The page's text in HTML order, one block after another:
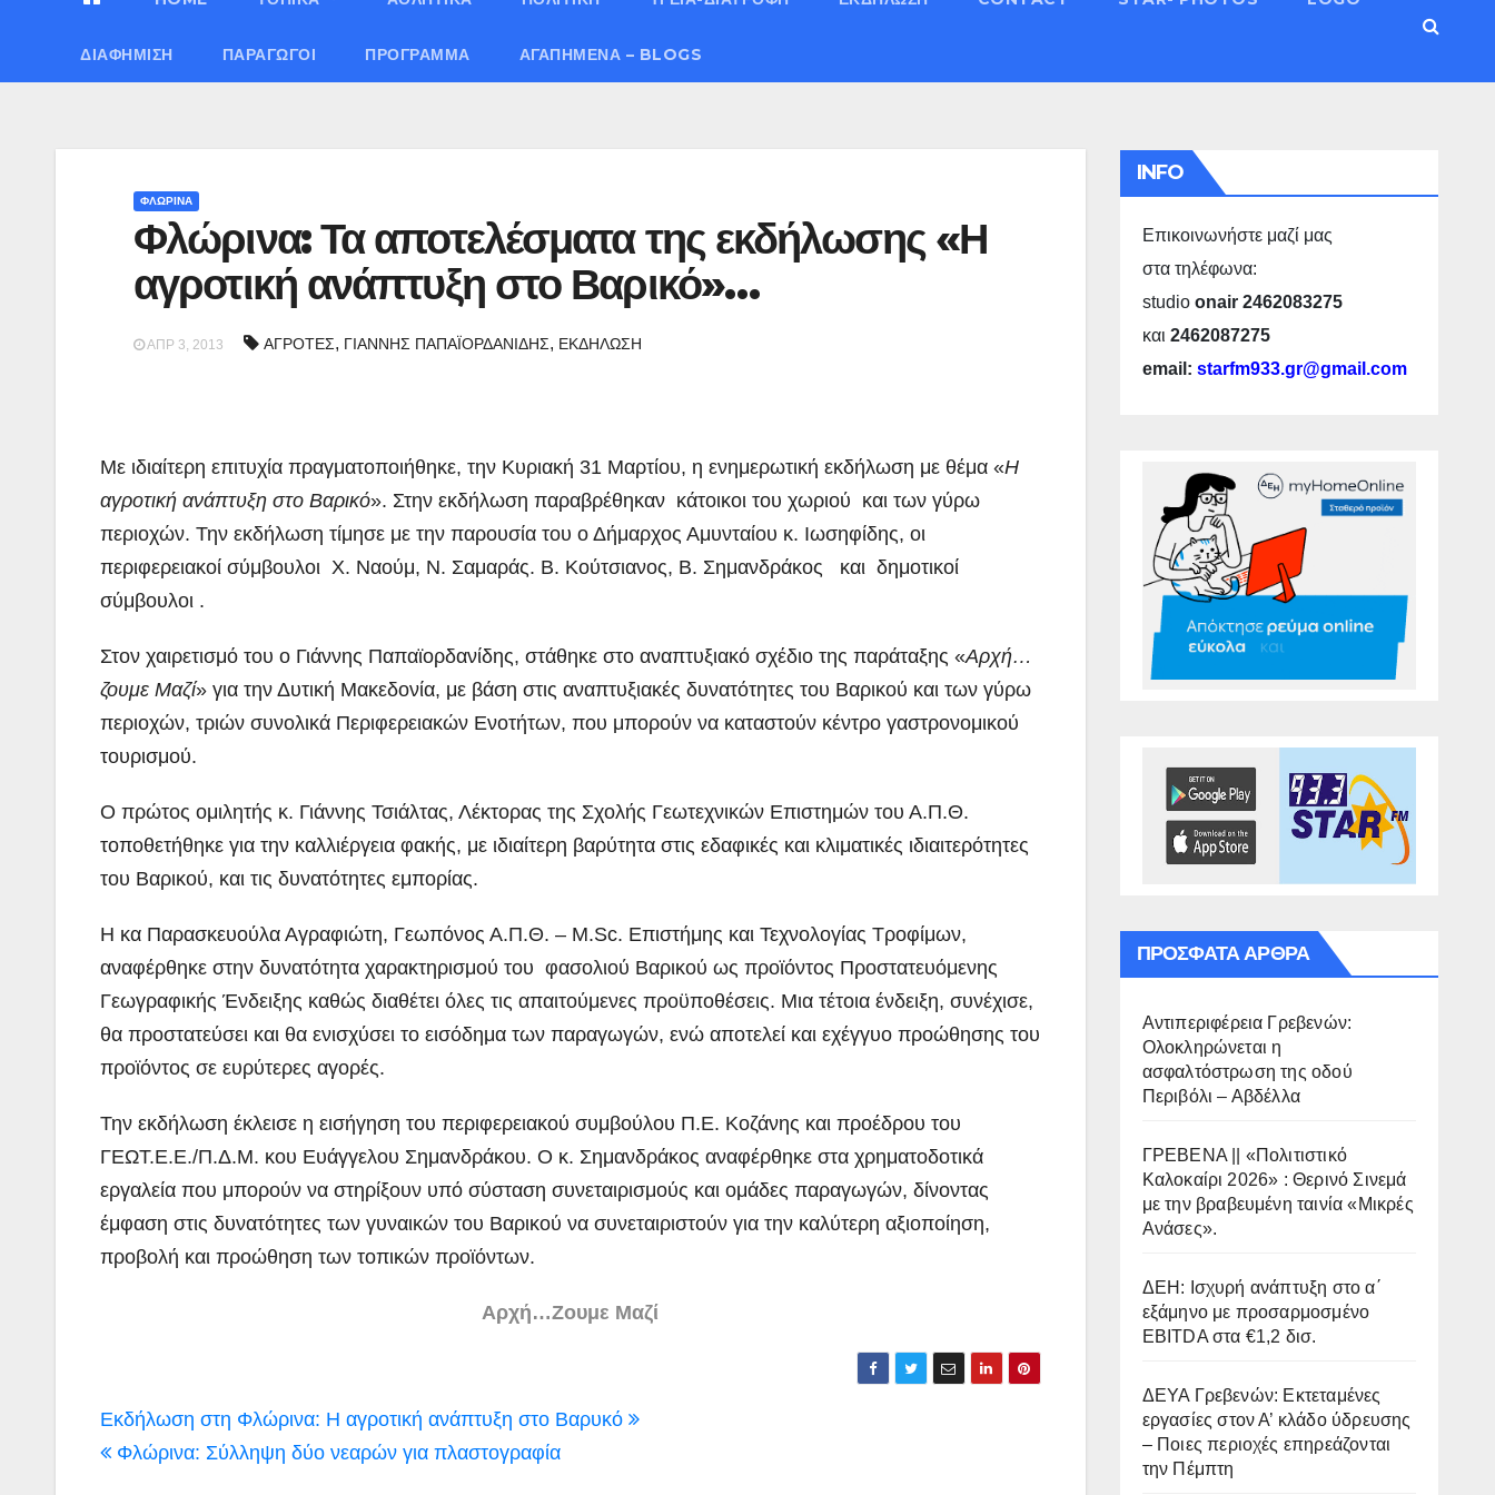
ΔΙΑΦΉΜΙΣΗ ΠΑΡΑΓΩΓΟΊ ΠΡΌΓΡΑΜΜΑ ΑΓΑΠΗΜΈΝΑ – BLOGS
ΦΛΩΡΙΝΑ
Φλώρινα: Τα αποτελέσματα της εκδήλωσης «Η
αγροτική ανάπτυξη στο Βαρικό»…
ΑΠΡ 3, 2013 ΑΓΡΟΤΕΣ, ΓΙΑΝΝΗΣ ΠΑΠΑΪΟΡΔΑΝΙΔΗΣ, ΕΚΔΗΛΩΣΗ
Με ιδιαίτερη επιτυχία πραγματοποιήθηκε, την Κυριακή 31 Μαρτίου, η ενημερωτική εκδήλωση με θέμα «Η
αγροτική ανάπτυξη στο Βαρικό». Στην εκδήλωση παραβρέθηκαν κάτοικοι του χωριού και των γύρω
περιοχών. Την εκδήλωση τίμησε με την παρουσία του ο Δήμαρχος Αμυνταίου κ. Ιωσηφίδης, οι
περιφερειακοί σύμβουλοι Χ. Ναούμ, Ν. Σαμαράς. Β. Κούτσιανος, Β. Σημανδράκος και δημοτικοί
σύμβουλοι .
Στον χαιρετισμό του ο Γιάννης Παπαϊορδανίδης, στάθηκε στο αναπτυξιακό σχέδιο της παράταξης «Αρχή…
ζουμε Μαζί» για την Δυτική Μακεδονία, με βάση στις αναπτυξιακές δυνατότητες του Βαρικού και των γύρω
περιοχών, τριών συνολικά Περιφερειακών Ενοτήτων, που μπορούν να καταστούν κέντρο γαστρονομικού
τουρισμού.
Ο πρώτος ομιλητής κ. Γιάννης Τσιάλτας, Λέκτορας της Σχολής Γεωτεχνικών Επιστημών του Α.Π.Θ.
τοποθετήθηκε για την καλλιέργεια φακής, με ιδιαίτερη βαρύτητα στις εδαφικές και κλιματικές ιδιαιτερότητες
του Βαρικού, και τις δυνατότητες εμπορίας.
Η κα Παρασκευούλα Αγραφιώτη, Γεωπόνος Α.Π.Θ. – M.Sc. Επιστήμης και Τεχνολογίας Τροφίμων,
αναφέρθηκε στην δυνατότητα χαρακτηρισμού του φασολιού Βαρικού ως προϊόντος Προστατευόμενης
Γεωγραφικής Ένδειξης καθώς διαθέτει όλες τις απαιτούμενες προϋποθέσεις. Μια τέτοια ένδειξη, συνέχισε,
θα προστατεύσει και θα ενισχύσει το εισόδημα των παραγωγών, ενώ αποτελεί και εχέγγυο προώθησης του
προϊόντος σε ευρύτερες αγορές.
Την εκδήλωση έκλεισε η εισήγηση του περιφερειακού συμβούλου Π.Ε. Κοζάνης και προέδρου του
ΓΕΩΤ.Ε.Ε./Π.Δ.Μ. κου Ευάγγελου Σημανδράκου. Ο κ. Σημανδράκος αναφέρθηκε στα χρηματοδοτικά
εργαλεία που μπορούν να στηρίξουν υπό σύσταση συνεταιρισμούς και ομάδες παραγωγών, δίνοντας
έμφαση στις δυνατότητες των γυναικών του Βαρικού να συνεταιριστούν για την καλύτερη αξιοποίηση,
προβολή και προώθηση των τοπικών προϊόντων.
Αρχή…Ζουμε Μαζί
Πλοήγηση
άρθρων
Εκδήλωση στη Φλώρινα: Η αγροτική ανάπτυξη στο Βαρυκό
Φλώρινα: Σύλληψη δύο νεαρών για πλαστογραφία
INFO
Επικοινωνήστε μαζί μας
στα τηλέφωνα:
studio onair 2462083275
και 2462087275
email: starfm933.gr@gmail.com
ΠΡΌΣΦΑΤΑ ΆΡΘΡΑ
Αντιπεριφέρεια Γρεβενών:
Ολοκληρώνεται η
ασφαλτόστρωση της οδού
Περιβόλι – Αβδέλλα
ΓΡΕΒΕΝΑ || «Πολιτιστικό
Καλοκαίρι 2026» : Θερινό Σινεμά
με την βραβευμένη ταινία «Μικρές
Ανάσες».
ΔΕΗ: Ισχυρή ανάπτυξη στο α΄
εξάμηνο με προσαρμοσμένο
EBITDA στα €1,2 δισ.
ΔΕΥΑ Γρεβενών: Εκτεταμένες
εργασίες στον Α’ κλάδο ύδρευσης
– Ποιες περιοχές επηρεάζονται
την Πέμπτη